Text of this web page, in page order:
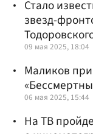
Стало
звезд-
09 мая 2025, 18:04
Маликов
06 мая 2025, 15:44
На ТВ